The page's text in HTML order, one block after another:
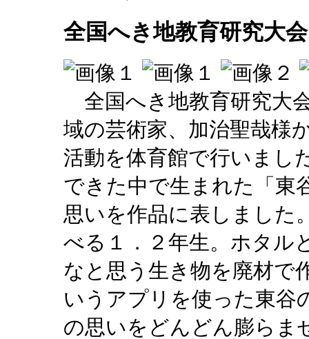
全国へき地教育研究大
全国へき地教育研究大
域の芸術家、加治聖哉様
活動を体育館で行いまし
できた中で生まれた「東
思いを作品に表しました
べる１．２年生。ホタル
なと思う生き物を廃材で
いうアプリを使った東谷
の思いをどんどん膨らま